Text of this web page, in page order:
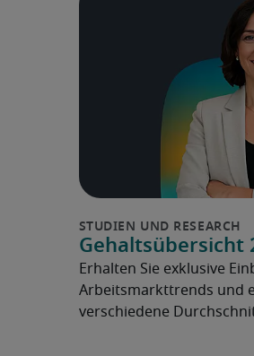
Gehaltsübersicht
Erhalten Sie exklusive
Arbeitsmarkttrends und
verschiedene